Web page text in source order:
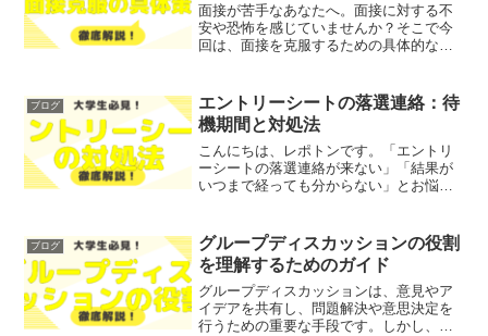
面接が苦手なあなたへ。面接に対する不
安や恐怖を感じていませんか？そこで今
回は、面接を克服するための具体的なス
め！面接の際に緊張してしまう方自信を
持ちたい方面接の準備に困っ...
ブログ
エントリーシートの落選連絡：待
機期間と対処法
こんにちは、レポトンです。「エントリ
ーシートの落選連絡が来ない」「結果が
いつまで経っても分からない」とお悩み
や、それに対する対処法を、わかりやす
く解説します！レポトンこ...
ブログ
グループディスカッションの役割
を理解するためのガイド
グループディスカッションは、意見やア
イデアを共有し、問題解決や意思決定を
行うための重要な手段です。しかし、